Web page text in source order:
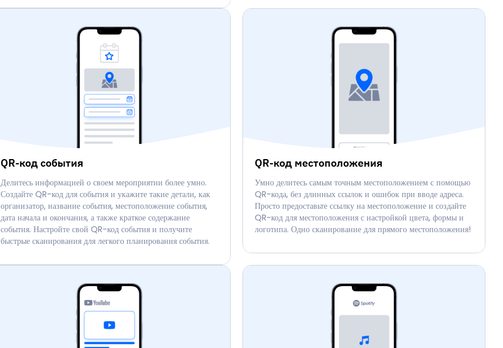
QR-код события
Делитесь информацией о своем мероприятии более умно.
Создайте QR-код для события и укажите такие детали, как
организатор, название события, местоположение события,
дата начала и окончания, а также краткое содержание
события. Настройте свой QR-код события и получите
быстрые сканирования для легкого планирования события.
QR-код местоположения
Умно делитесь самым точным местоположением с помощью
QR-кода, без длинных ссылок и ошибок при вводе адреса.
Просто предоставьте ссылку на местоположение и создайте
QR-код для местоположения с настройкой цвета, формы и
логотипа. Одно сканирование для прямого местоположения!